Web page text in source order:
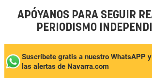
APÓYANOS PARA SEGUIR
PERIODISMO
Suscríbete gratis a nuestro WhatsAPP
las alertas de Navarra.com